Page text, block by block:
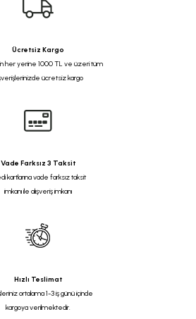
Ücretsiz Kargo
her yerine 1000 TL ve üzeri tüm
ücretsiz kargo
Vade Farksız 3 Taksit
kartlarına vade farksız taksit
imkanı ile alışveriş imkanı
Hızlı Teslimat
ortalama 1-3 iş günü içinde
kargoya verilmektedir.